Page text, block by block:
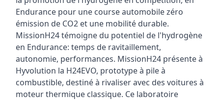
Endurance pour une course automobile zéro
émission de CO2 et une mobilité durable.
MissionH24 témoigne du potentiel de l'hydrogène
en Endurance: temps de ravitaillement,
autonomie, performances. MissionH24 présente à
Hyvolution la H24EVO, prototype à pile à
combustible, destiné à rivaliser avec des voitures à
moteur thermique classique. Ce laboratoire